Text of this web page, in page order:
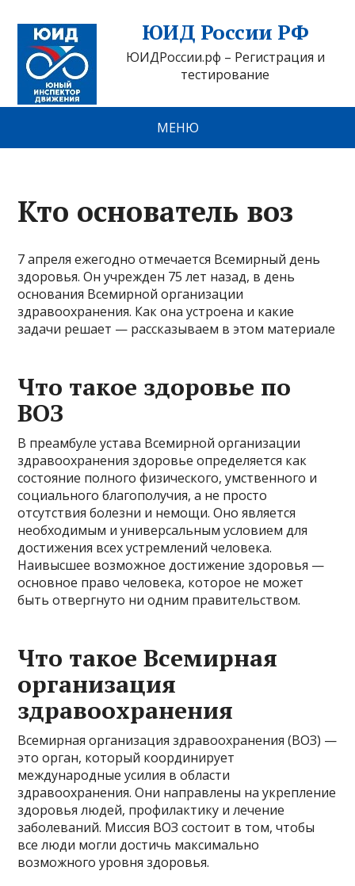
ЮИД России РФ
ЮИДРоссии.рф – Регистрация и
тестирование
МЕНЮ
Кто основатель воз
7 апреля ежегодно отмечается Всемирный день
здоровья. Он учрежден 75 лет назад, в день
основания Всемирной организации
здравоохранения. Как она устроена и какие
задачи решает — рассказываем в этом материале
Что такое здоровье по
ВОЗ
В преамбуле устава Всемирной организации
здравоохранения здоровье определяется как
состояние полного физического, умственного и
социального благополучия, а не просто
отсутствия болезни и немощи. Оно является
необходимым и универсальным условием для
достижения всех устремлений человека.
Наивысшее возможное достижение здоровья —
основное право человека, которое не может
быть отвергнуто ни одним правительством.
Что такое Всемирная
организация
здравоохранения
Всемирная организация здравоохранения (ВОЗ) —
это орган, который координирует
международные усилия в области
здравоохранения. Они направлены на укрепление
здоровья людей, профилактику и лечение
заболеваний. Миссия ВОЗ состоит в том, чтобы
все люди могли достичь максимально
возможного уровня здоровья.